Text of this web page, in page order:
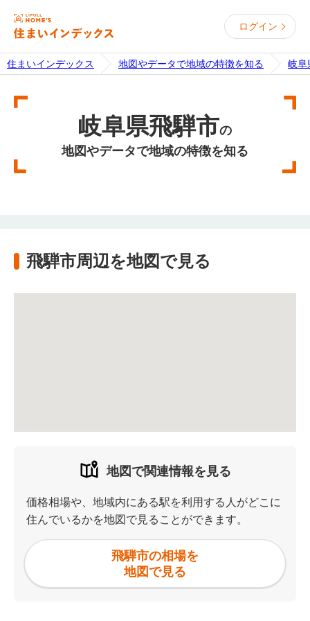
ログイン
住まいインデックス 地図やデータで地域の特徴を知る 岐阜
岐阜県飛騨市の
地図やデータで地域の特徴を知る
飛騨市周辺を地図で見る
地図で関連情報を見る
価格相場や、地域内にある駅を利用する人がどこに
住んでいるかを地図で見ることができます。
飛騨市の相場を
地図で見る